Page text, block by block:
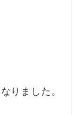
りました。